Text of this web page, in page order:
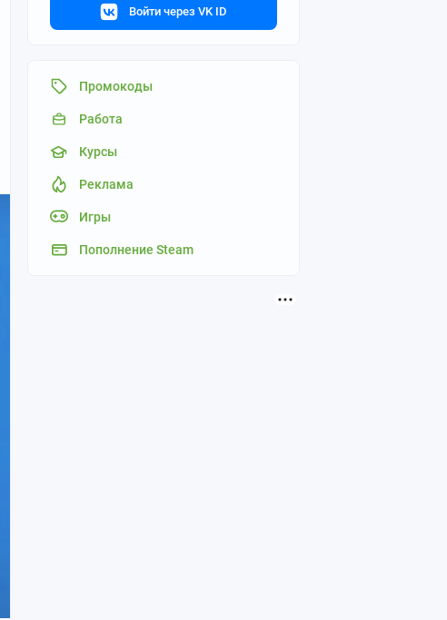
Войти через VK ID
Промокоды
Работа
Курсы
Реклама
Игры
Пополнение Steam